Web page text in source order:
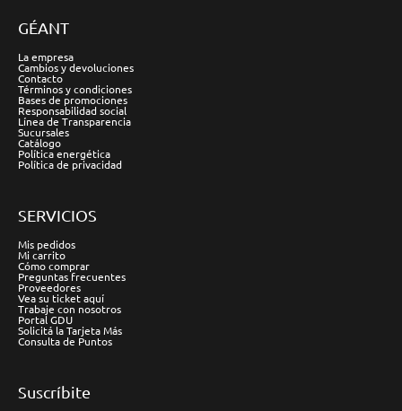
GÉANT
La empresa
Cambios y devoluciones
Contacto
Términos y condiciones
Bases de promociones
Responsabilidad social
Línea de Transparencia
Sucursales
Catálogo
Política energética
Política de privacidad
SERVICIOS
Mis pedidos
Mi carrito
Cómo comprar
Preguntas frecuentes
Proveedores
Vea su ticket aquí
Trabaje con nosotros
Portal GDU
Solicitá la Tarjeta Más
Consulta de Puntos
Suscríbite